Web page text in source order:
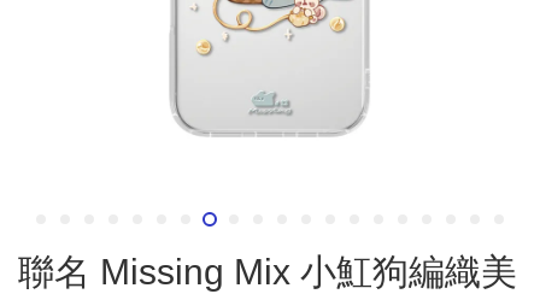
聯名 Missing Mix 小魟狗編織美